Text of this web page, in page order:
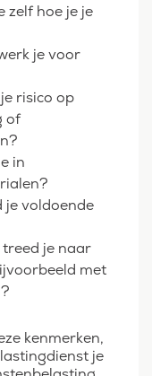
zelf hoe je je
je voor
risico op
of
in
je voldoende
treed je naar
met
kenmerken,
je